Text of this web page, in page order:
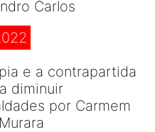
Carlos
e a contrapartida
diminuir
por Carmem